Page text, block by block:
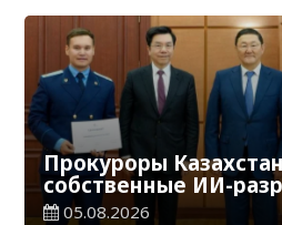
Прокуроры
собственные ИИ-
мировому эксперту
05.08.2026